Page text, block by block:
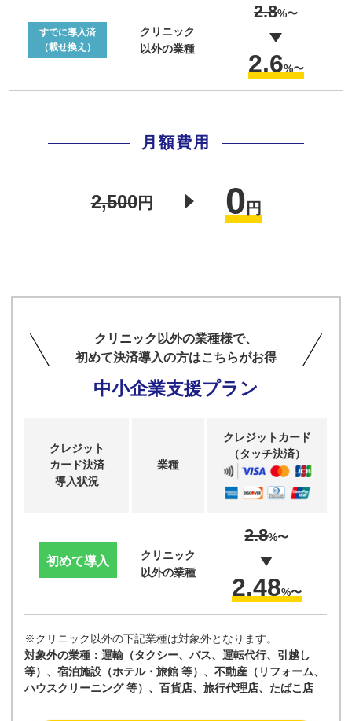
すでに導入済
（載せ換え）
クリニック
以外の業種
2.8%〜
2.6%〜
月額費用
2,500円 0 円
クリニック以外の業種様で、
初めて決済導入の方はこちらがお得
中小企業支援プラン
クレジット
カード決済
導入状況
業種
クレジットカード
（タッチ決済）
初めて導入
クリニック
以外の業種
2.8%〜
2.48%〜
※クリニック以外の下記業種は対象外となります。
対象外の業種：運輸（タクシー、バス、運転代行、引越し
等）、宿泊施設（ホテル・旅館 等）、不動産（リフォーム、
ハウスクリーニング 等）、百貨店、旅行代理店、たばこ店​